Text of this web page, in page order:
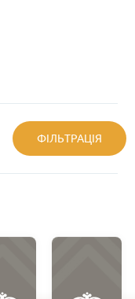
ФІЛЬТРАЦІЯ